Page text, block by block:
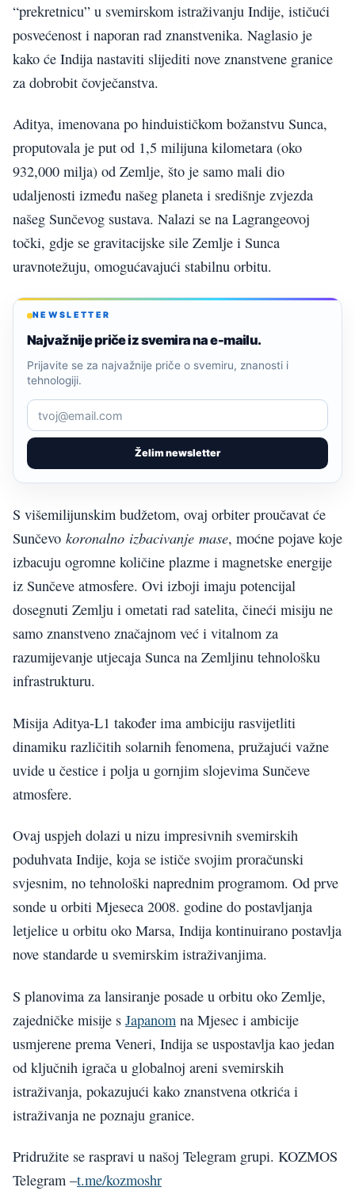
“prekretnicu” u svemirskom istraživanju Indije, ističući
posvećenost i naporan rad znanstvenika. Naglasio je
kako će Indija nastaviti slijediti nove znanstvene granice
za dobrobit čovječanstva.
Aditya, imenovana po hinduističkom božanstvu Sunca,
proputovala je put od 1,5 milijuna kilometara (oko
932,000 milja) od Zemlje, što je samo mali dio
udaljenosti između našeg planeta i središnje zvjezda
našeg Sunčevog sustava. Nalazi se na Lagrangeovoj
točki, gdje se gravitacijske sile Zemlje i Sunca
uravnotežuju, omogućavajući stabilnu orbitu.
NEWSLETTER
Najvažnije priče iz svemira na e-mailu.
Želim newsletter
Prijavite se za najvažnije priče o svemiru, znanosti i
tehnologiji.
S višemilijunskim budžetom, ovaj orbiter proučavat će
Sunčevo koronalno izbacivanje mase, moćne pojave koje
izbacuju ogromne količine plazme i magnetske energije
iz Sunčeve atmosfere. Ovi izboji imaju potencijal
dosegnuti Zemlju i ometati rad satelita, čineći misiju ne
samo znanstveno značajnom već i vitalnom za
razumijevanje utjecaja Sunca na Zemljinu tehnološku
infrastrukturu.
Misija Aditya-L1 također ima ambiciju rasvijetliti
dinamiku različitih solarnih fenomena, pružajući važne
uvide u čestice i polja u gornjim slojevima Sunčeve
atmosfere.
Ovaj uspjeh dolazi u nizu impresivnih svemirskih
poduhvata Indije, koja se ističe svojim proračunski
svjesnim, no tehnološki naprednim programom. Od prve
sonde u orbiti Mjeseca 2008. godine do postavljanja
letjelice u orbitu oko Marsa, Indija kontinuirano postavlja
nove standarde u svemirskim istraživanjima.
S planovima za lansiranje posade u orbitu oko Zemlje,
zajedničke misije s Japanom na Mjesec i ambicije
usmjerene prema Veneri, Indija se uspostavlja kao jedan
od ključnih igrača u globalnoj areni svemirskih
istraživanja, pokazujući kako znanstvena otkrića i
istraživanja ne poznaju granice.
Pridružite se raspravi u našoj Telegram grupi. KOZMOS
Telegram –t.me/kozmoshr